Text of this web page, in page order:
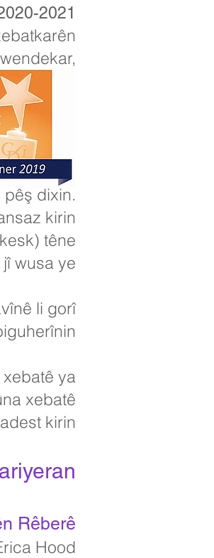
2021
şert û
xwe
niha di
dixin.
kirin
têne
wusa ye.
li gorî
ya
xebatê
kirin.
Rêberê
Hood